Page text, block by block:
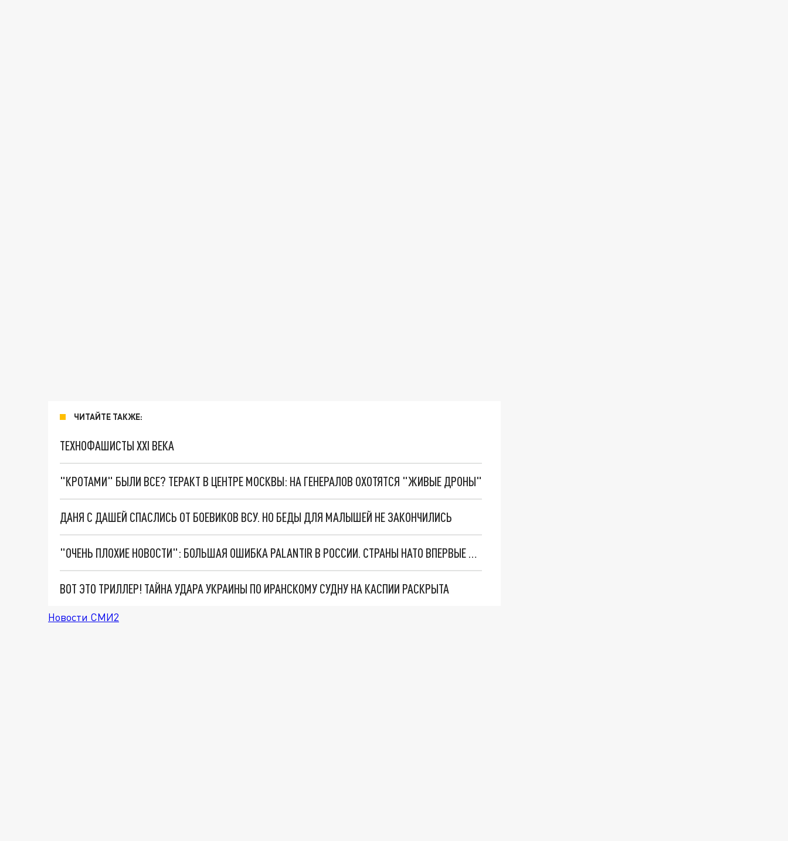
ЧИТАЙТЕ ТАКЖЕ:
ТЕХНОФАШИСТЫ XXI ВЕКА
"КРОТАМИ" БЫЛИ ВСЕ? ТЕРАКТ В ЦЕНТРЕ МОСКВЫ: НА ГЕНЕРАЛОВ ОХОТЯТСЯ "ЖИВЫЕ ДРОНЫ"
ДАНЯ С ДАШЕЙ СПАСЛИСЬ ОТ БОЕВИКОВ ВСУ. НО БЕДЫ ДЛЯ МАЛЫШЕЙ НЕ ЗАКОНЧИЛИСЬ
"ОЧЕНЬ ПЛОХИЕ НОВОСТИ": БОЛЬШАЯ ОШИБКА PALANTIR В РОССИИ. СТРАНЫ НАТО ВПЕРВЫЕ ЗА СВО ОСТАНОВИЛИ ПОСТАВКИ ОРУЖИЯ. ВСУ ТЕРЯЮТ ПРИГРАНИЧЬЕ?
ВОТ ЭТО ТРИЛЛЕР! ТАЙНА УДАРА УКРАИНЫ ПО ИРАНСКОМУ СУДНУ НА КАСПИИ РАСКРЫТА
Новости СМИ2